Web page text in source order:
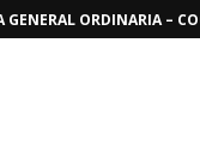
ORDINARIA –